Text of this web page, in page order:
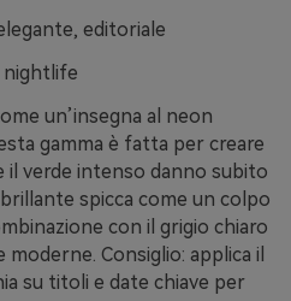
editoriale
nightlife
un’insegna al neon
gamma è fatta per creare
verde intenso danno subito
spicca come un colpo
con il grigio chiaro
Consiglio: applica il
su titoli e date chiave per